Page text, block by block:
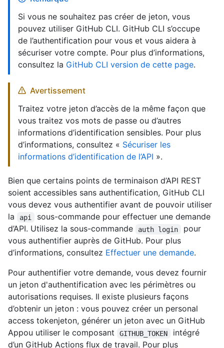
Si vous ne souhaitez pas créer de jeton, vous
pouvez utiliser GitHub CLI. GitHub CLI s’occupe
de l’authentification pour vous et vous aidera à
sécuriser votre compte. Pour plus d’informations,
consultez la GitHub CLI version de cette page.
Avertissement
Traitez votre jeton d’accès de la même façon que
vous traitez vos mots de passe ou d’autres
informations d’identification sensibles. Pour plus
d’informations, consultez « Sécuriser les
informations d’identification de l’API ».
Bien que certains points de terminaison d’API REST
soient accessibles sans authentification, GitHub CLI
vous devez vous authentifier avant de pouvoir utiliser
la
api
sous-commande pour effectuer une demande
d’API. Utilisez la sous-commande
auth login
pour
vous authentifier auprès de GitHub. Pour plus
d’informations, consultez Effectuer une demande.
Pour authentifier votre demande, vous devez fournir
un jeton d'authentification avec les périmètres ou
autorisations requises. Il existe plusieurs façons
d’obtenir un jeton : vous pouvez créer un personal
access tokenjeton, générer un jeton avec un GitHub
Appou utiliser le composant
GITHUB_TOKEN
intégré
d’un GitHub Actions flux de travail. Pour plus